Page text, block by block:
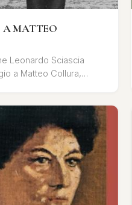
MATTEO
Leonardo Sciascia
a Matteo Collura,